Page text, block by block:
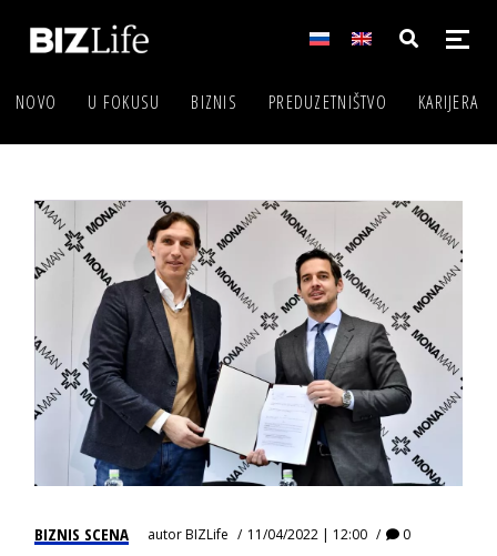
NOVO U FOKUSU BIZNIS PREDUZETNIŠTVO KARIJERA
BIZNIS SCENA autorBIZLife 11/04/2022 | 12:00 0